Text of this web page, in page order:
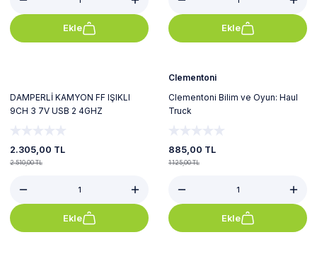
Ekle Ekle
DAMPERLİ KAMYON FF IŞIKLI
9CH 3 7V USB 2 4GHZ
2.305,00 TL
2.510,00 TL
Ekle
Yeni
Clementoni
Clementoni Bilim ve Oyun: Haul
Truck
885,00 TL
1.125,00 TL
Ekle